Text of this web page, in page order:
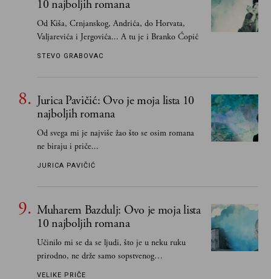
10 najboljih romana
Od Kiša, Crnjanskog, Andrića, do Horvata,
Valjarevića i Jergovića... A tu je i Branko Ćopić
STEVO GRABOVAC
Jurica Pavičić: Ovo je moja lista 10
najboljih romana
Od svega mi je najviše žao što se osim romana
ne biraju i priče...
JURICA PAVIČIĆ
Muharem Bazdulj: Ovo je moja lista
10 najboljih romana
Učinilo mi se da se ljudi, što je u neku ruku
prirodno, ne drže samo sopstvenog
senzibiliteta... Pokušao sam (biće, samo
VELIKE PRIČE